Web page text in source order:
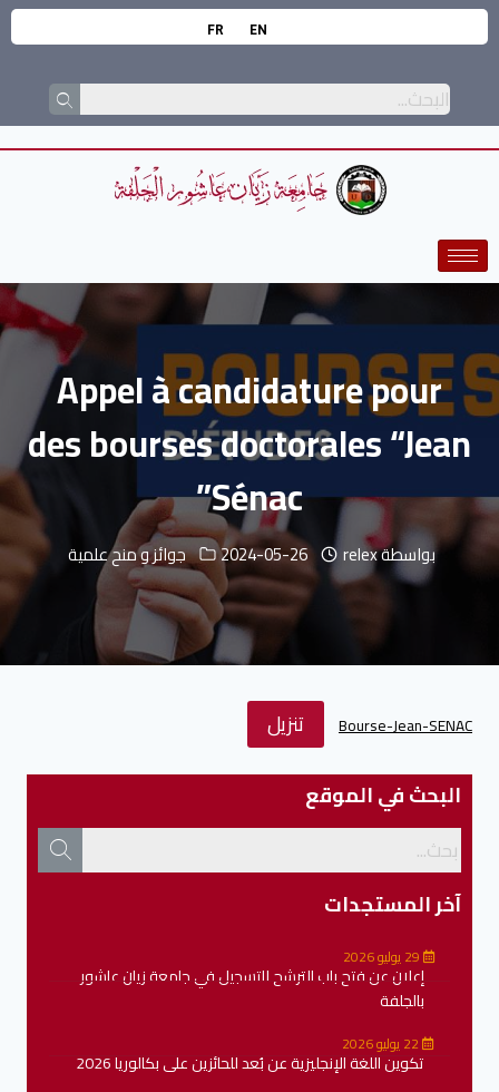
EN
FR
Appel à candidature pour
des bourses doctorales “Jean
Sénac”
بواسطةrelex
2024-05-26 جوائز و منح علمية
Bourse-Jean-SENAC
تنزيل
البحث في الموقع
آخر المستجدات
إعلان عن فتح باب الترشح للتسجيل في جامعة زيان عاشور
بالجلفة
تكوين اللغة الإنجليزية عن بُعد للحائزين على بكالوريا 2026